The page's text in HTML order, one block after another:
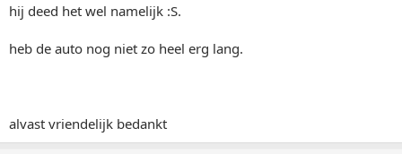
hij deed het wel namelijk :S.
heb de auto nog niet zo heel erg lang.
alvast vriendelijk bedankt